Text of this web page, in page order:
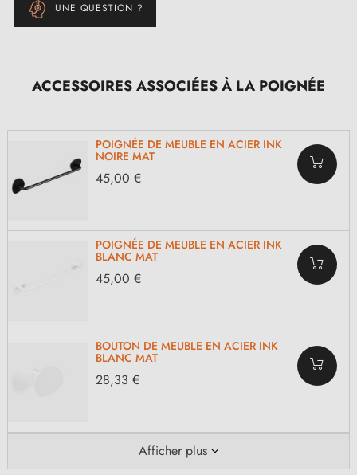
UNE QUESTION ?
ACCESSOIRES ASSOCIÉES À LA POIGNÉE
POIGNÉE DE MEUBLE EN ACIER INK
NOIRE MAT
45,00 €
POIGNÉE DE MEUBLE EN ACIER INK
BLANC MAT
45,00 €
BOUTON DE MEUBLE EN ACIER INK
BLANC MAT
28,33 €
Afficher plus